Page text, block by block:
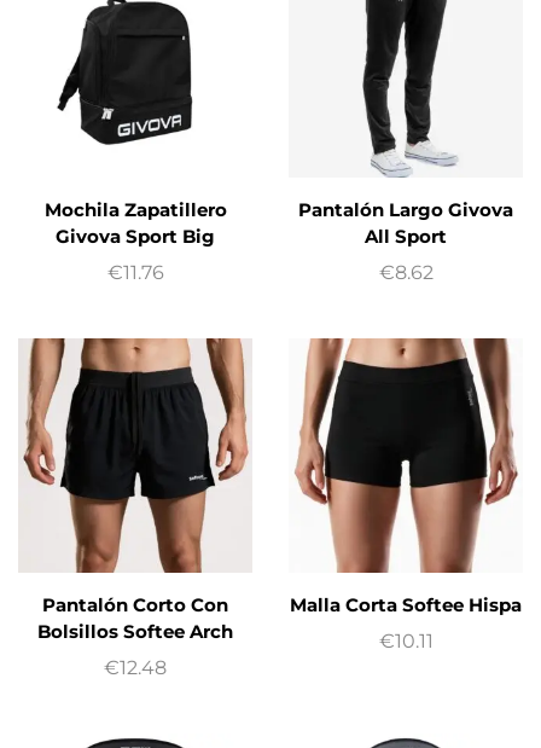
Mochila Zapatillero
Givova Sport Big
€11.76
Pantalón Largo Givova
All Sport
€8.62
Pantalón Corto Con
Bolsillos Softee Arch
€12.48
Malla Corta Softee Hispa
€10.11